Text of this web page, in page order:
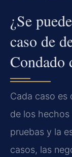
¿Se
caso de
Condado
Cada caso es
de los
pruebas y la
casos, las